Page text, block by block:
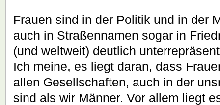
Frauen sind in der Politik und in der
auch in Straßennamen sogar in
(und weltweit) deutlich
Ich meine, es liegt daran, dass
allen Gesellschaften, auch in der
sind als wir Männer. Vor allem liegt